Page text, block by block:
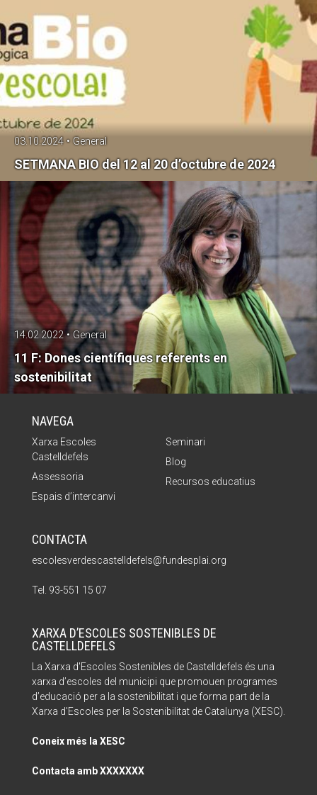
SETMANA BIO del 12 al 20 d’octubre de 2024
03.10.2024 • General
11 F: Dones científiques referents en
sostenibilitat
14.02.2022 • General
NAVEGA
Xarxa Escoles
Castelldefels
Assessoria
Espais d’intercanvi
Seminari
Blog
Recursos educatius
CONTACTA
escolesverdescastelldefels@fundesplai.org
Tel. 93-551 15 07
XARXA D’ESCOLES SOSTENIBLES DE
CASTELLDEFELS
La Xarxa d'Escoles Sostenibles de Castelldefels és una
xarxa d’escoles del municipi que promouen programes
d’educació per a la sostenibilitat i que forma part de la
Xarxa d'Escoles per la Sostenibilitat de Catalunya (XESC).
Coneix més la XESC
Contacta amb XXXXXXX